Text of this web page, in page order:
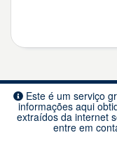
Este é um serviço
informações aqui
extraídos da internet
entre em